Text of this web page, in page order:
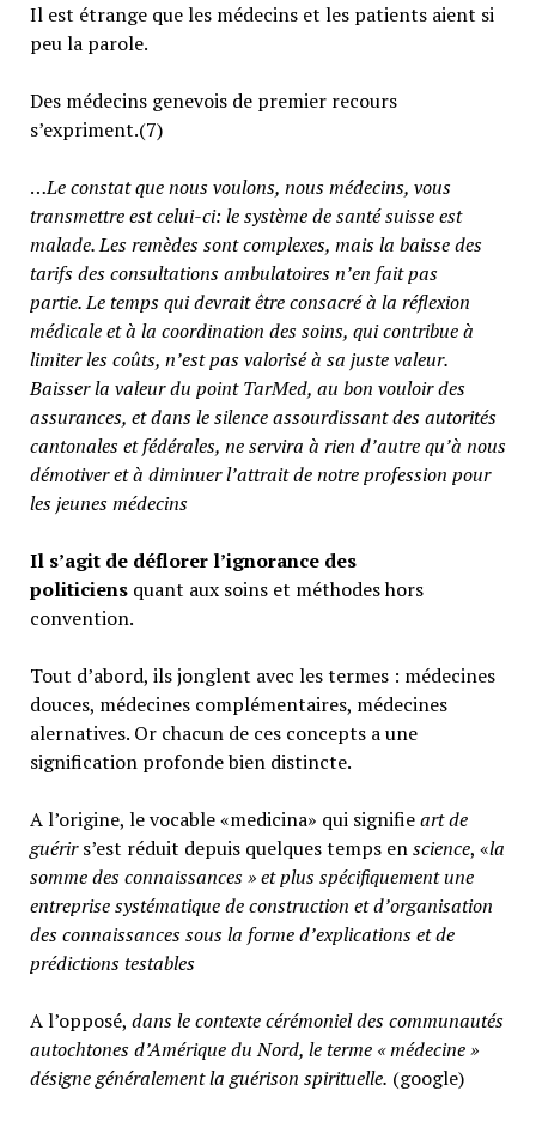
Il est étrange que les médecins et les patients aient si
peu la parole.
Des médecins genevois de premier recours
s’expriment.(7)
…Le constat que nous voulons, nous médecins, vous
transmettre est celui-ci: le système de santé suisse est
malade. Les remèdes sont complexes, mais la baisse des
tarifs des consultations ambulatoires n’en fait pas
partie.Le temps qui devrait être consacré à la réflexion
médicale et à la coordination des soins, qui contribue à
limiter les coûts, n’est pas valorisé à sa juste valeur.
Baisser la valeur du point TarMed, au bon vouloir des
assurances, et dans le silence assourdissant des autorités
cantonales et fédérales, ne servira à rien d’autre qu’à nous
démotiver et à diminuer l’attrait de notre profession pour
les jeunes médecins
Il s’agit de déflorer l’ignorance des
politiciensquant aux soins et méthodes hors
convention.
Tout d’abord, ils jonglent avec les termes : médecines
douces, médecines complémentaires, médecines
alernatives. Or chacun de ces concepts a une
signification profonde bien distincte.
A l’origine, le vocable «medicina» qui signifieart de
guérirs’est réduit depuis quelques temps enscience, «la
somme des connaissances » et plus spécifiquement une
entreprise systématique de construction et d’organisation
des connaissances sous la forme d’explications et de
prédictions testables
A l’opposé, dans le contexte cérémoniel des communautés
autochtones d’Amérique du Nord, le terme « médecine »
désigne généralementla guérison spirituelle. (google)